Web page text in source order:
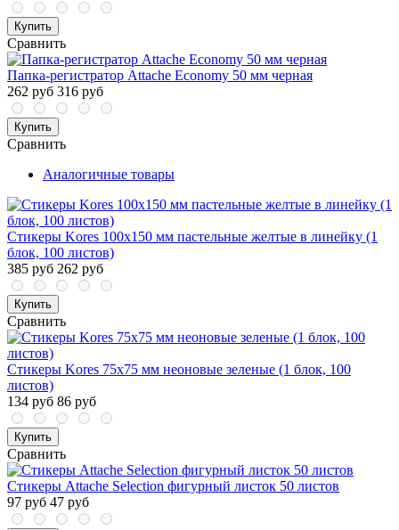
Купить
Сравнить
Папка-регистратор Attache Economy 50 мм черная
262 руб 316 руб
Купить
Сравнить
Аналогичные товары
Стикеры Kores 100x150 мм пастельные желтые в линейку (1
блок, 100 листов)
385 руб 262 руб
Купить
Сравнить
Стикеры Kores 75x75 мм неоновые зеленые (1 блок, 100
листов)
134 руб 86 руб
Купить
Сравнить
Стикеры Attache Selection фигурный листок 50 листов
97 руб 47 руб